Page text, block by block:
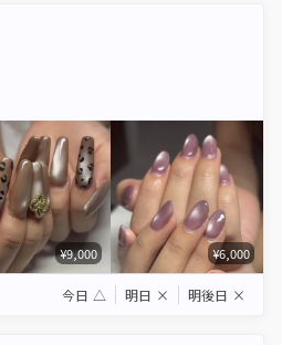
¥9,000 ¥6,000
今日 △ 明日 × 明後日 ×